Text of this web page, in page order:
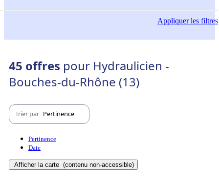
Appliquerles filtres
45 offres pour Hydraulicien -
Bouches-du-Rhône (13)
Trier par Pertinence
Pertinence
Date
Afficher la carte (contenu non-accessible)